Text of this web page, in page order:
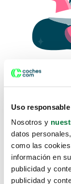
Uso
Nosotros y
datos
como las
información en
publicidad y
publicidad y
Lo
te